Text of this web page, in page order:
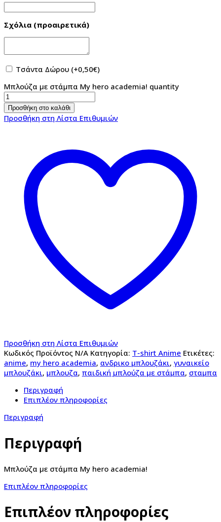
Σχόλια (προαιρετικά)
Τσάντα Δώρου (+0,50€)
Μπλούζα με στάμπα My hero academia! quantity
Προσθήκη στο καλάθι
Προσθήκη στη Λίστα Επιθυμιών
Προσθήκη στη Λίστα Επιθυμιών
Κωδικός Προϊόντος N/A Κατηγορία: T-shirt Anime Ετικέτες:
anime, my hero academia, ανδρικο μπλουζάκι, γυναικείο
μπλουζάκι, μπλουζα, παιδική μπλούζα με στάμπα, σταμπα
Περιγραφή
Επιπλέον πληροφορίες
Περιγραφή
Περιγραφή
Μπλούζα με στάμπα My hero academia!
Επιπλέον πληροφορίες
Επιπλέον πληροφορίες